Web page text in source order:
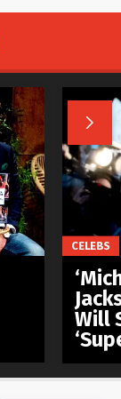

CELEBS
Will